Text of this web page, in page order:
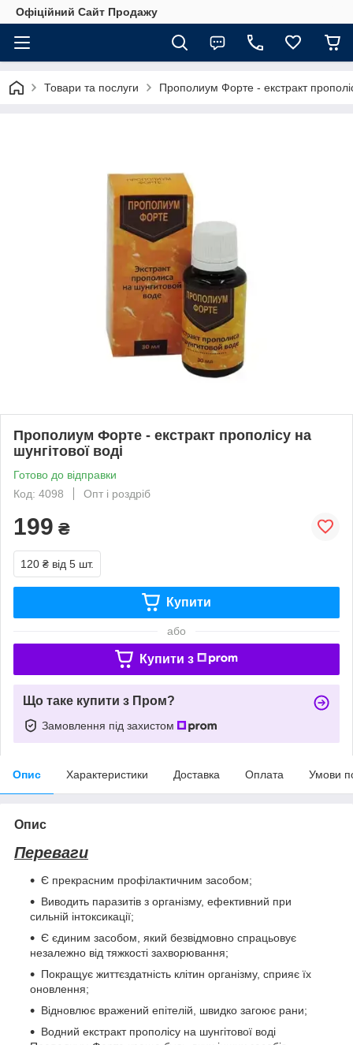
Офіційний Сайт Продажу
Товари та послуги Прополиум Форте - екстракт
Прополиум Форте - екстракт прополісу на
шунгітової воді
Готово до відправки
Код: 4098
Опт і роздріб
199 ₴
120 ₴ від 5 шт.
Купити
або
Купити з
Що таке купити з Пром?
Замовлення під захистом
Опис Характеристики Доставка Оплата Умови
Опис
Переваги
Є прекрасним профілактичним засобом;
Виводить паразитів з організму, ефективний при
сильній інтоксикації;
Є єдиним засобом, який безвідмовно спрацьовує
незалежно від тяжкості захворювання;
Покращує життєздатність клітин організму, сприяє їх
оновлення;
Відновлює вражений епітелій, швидко загоює рани;
Водний екстракт прополісу на шунгітової воді